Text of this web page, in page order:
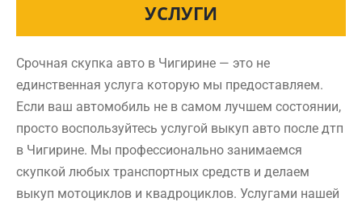
УСЛУГИ
Срочная скупка авто в Чигирине — это не
единственная услуга которую мы предоставляем.
Если ваш автомобиль не в самом лучшем состоянии,
просто воспользуйтесь услугой выкуп авто после дтп
в Чигирине. Мы профессионально занимаемся
скупкой любых транспортных средств и делаем
выкуп мотоциклов и квадроциклов. Услугами нашей